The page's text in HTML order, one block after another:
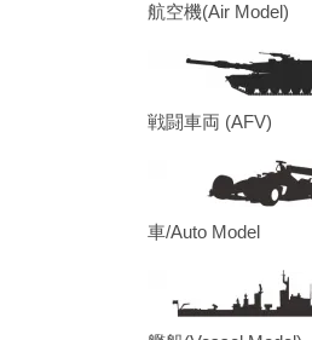
航空機(Air Model)
戦闘車両 (AFV)
車/Auto Model